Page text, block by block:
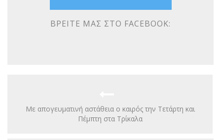
ΒΡΕΊΤΕ ΜΑΣ ΣΤΟ FACEBOOK:
Με απογευματινή αστάθεια ο καιρός την Τετάρτη και
Πέμπτη στα Τρίκαλα